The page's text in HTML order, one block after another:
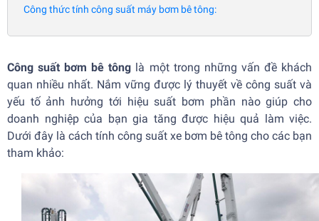
Công thức tính công suất máy bơm bê tông:
Công suất bơm bê tông là một trong những vấn đề khách
quan nhiều nhất. Nắm vững được lý thuyết về công suất và
yếu tố ảnh hưởng tới hiệu suất bơm phần nào giúp cho
doanh nghiệp của bạn gia tăng được hiệu quả làm việc.
Dưới đây là cách tính công suất xe bơm bê tông cho các bạn
tham khảo: